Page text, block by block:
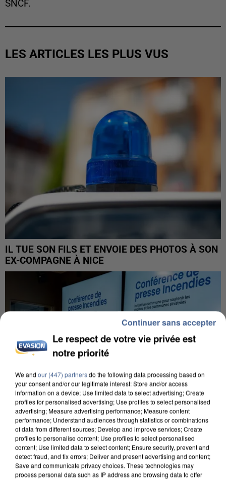
SNCF.
LES ARTICLES LES PLUS VUS
IL TUE SON FILS ET ENVOIE DES PHOTOS À SON
EX-COMPAGNE À NICE
INCENDIES : L’ÎLE-DE-FRANCE LANCE UN ÉLAN
DE SOLIDARITÉ AVEC LES...
Le respect de votre vie privée est
notre priorité
We and our (447) partnersdo the following data processing based on
your consent and/or our legitimate interest: Store and/or access
information on a device; Use limited data to select advertising; Create
profiles for personalised advertising; Use profiles to select personalised
advertising; Measure advertising performance; Measure content
performance; Understand audiences through statistics or combinations
of data from different sources; Develop and improve services; Create
profiles to personalise content; Use profiles to select personalised
content; Use limited data to select content; Ensure security, prevent and
detect fraud, and fix errors; Deliver and present advertising and content;
Save and communicate privacy choices. These technologies may
process personal data such as IP address and browsing data to offer
Continuer sans accepter